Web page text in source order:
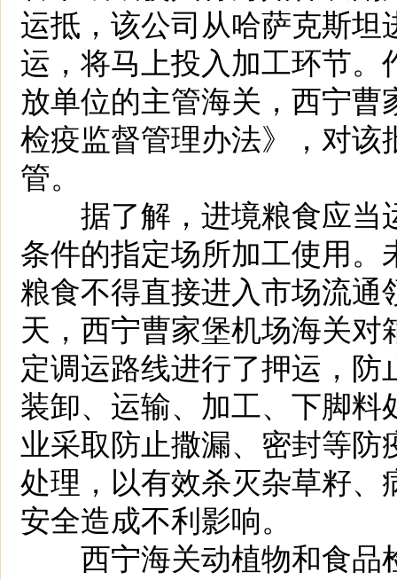
运抵，该公司从哈萨克斯
运，将马上投入加工环节
放单位的主管海关，西宁
检疫监督管理办法》，对
管。
据了解，进境粮食应当
条件的指定场所加工使用
粮食不得直接进入市场流
天，西宁曹家堡机场海关
定调运路线进行了押运，
装卸、运输、加工、下脚
业采取防止撒漏、密封等
处理，以有效杀灭杂草籽
安全造成不利影响。
西宁海关动植物和食品